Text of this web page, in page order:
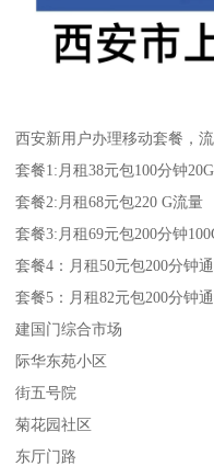
西安新用户办理移动套餐，
套餐1:月租38元包100分钟
套餐2:月租68元包220 G流量
套餐3:月租69元包200分钟
套餐4：月租50元包200分钟
套餐5：月租82元包200分钟
建国门综合市场
际华东苑小区
街五号院
菊花园社区
东厅门路